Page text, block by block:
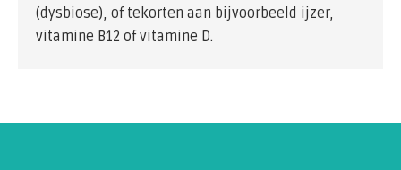
(dysbiose), of tekorten aan bijvoorbeeld ijzer,
vitamine B12 of vitamine D.